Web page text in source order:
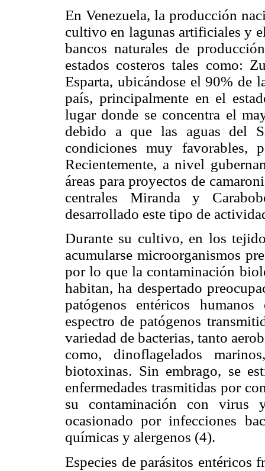
En Venezuela, la producción
cultivo en lagunas artificiales y
bancos naturales de
estados costeros tales como:
Esparta, ubicándose el 90% de
país, principalmente en el
lugar donde se concentra el
debido a que las aguas del
condiciones muy favorables,
Recientemente, a nivel
áreas para proyectos de
centrales Miranda y
desarrollado este tipo de
Durante su cultivo, en los
acumularse microorganismos
por lo que la contaminación
habitan, ha despertado
patógenos entéricos
espectro de patógenos
variedad de bacterias, tanto
como, dinoflagelados
biotoxinas. Sin embrago, se
enfermedades trasmitidas por
su contaminación con virus
ocasionado por infecciones
químicas y alergenos (4).
Especies de parásitos entéricos